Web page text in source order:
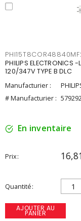
PHILIPS ELECTRONICS
120/347V TYPE B DLC
Manufacturier :
# Manufacturier :
En inventaire
Prix
Quantité
AJOUTER AU
PANIER